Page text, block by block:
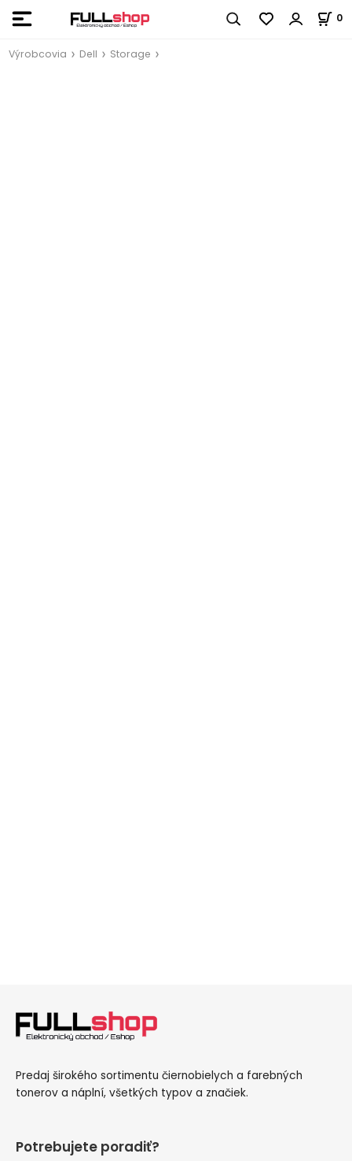
0
Výrobcovia Dell Storage
Predaj širokého sortimentu čiernobielych a farebných
tonerov a náplní, všetkých typov a značiek.
Potrebujete poradiť?